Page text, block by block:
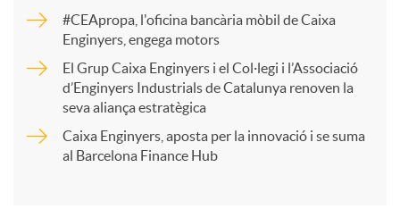
r
#CEApropa, l'oficina bancària mòbil de Caixa
Enginyers, engega motors
El Grup Caixa Enginyers i el Col·legi i l’Associació
d’Enginyers Industrials de Catalunya renoven la
seva aliança estratègica
Caixa Enginyers, aposta per la innovació i se suma
al Barcelona Finance Hub